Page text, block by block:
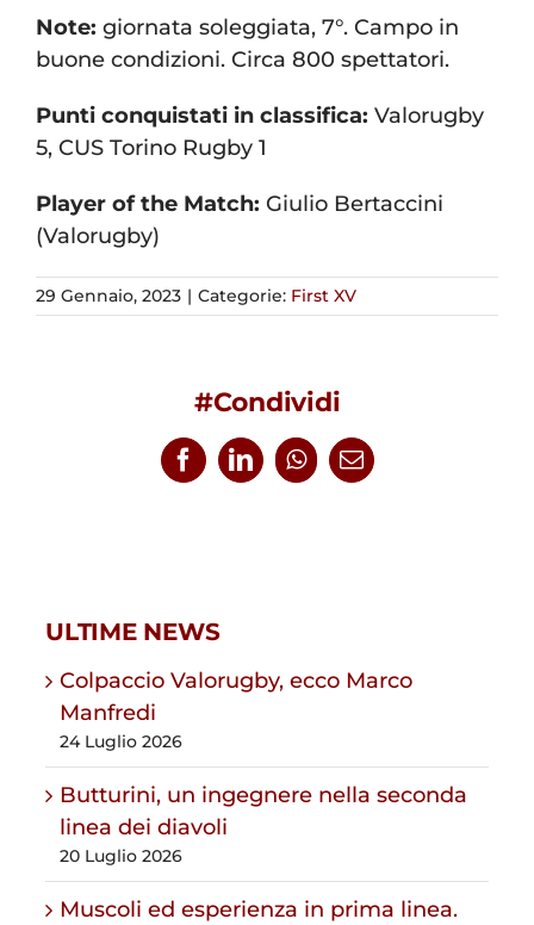
Note: giornata soleggiata, 7°. Campo in
buone condizioni. Circa 800 spettatori.
Punti conquistati in classifica: Valorugby
5, CUS Torino Rugby 1
Player of the Match: Giulio Bertaccini
(Valorugby)
29 Gennaio, 2023 | Categorie: First XV
#Condividi
FacebookLinkedInWhatsApp
Email
ULTIME NEWS
Colpaccio Valorugby, ecco Marco
Manfredi
24 Luglio 2026
Butturini, un ingegnere nella seconda
linea dei diavoli
20 Luglio 2026
Muscoli ed esperienza in prima linea.